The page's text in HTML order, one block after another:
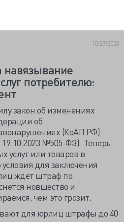
10/27/2023
потребителю:
закон об изменениях
об
(КоАП РФ)
19.10.2023 №505-ФЗ). Теперь
услуг или товаров в
условия для заключения
ждет штраф по
новшество и
чем это грозит.
для юрлиц штрафы до 40